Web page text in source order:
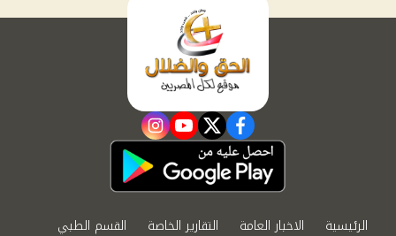
facebook
twitter
youtube
instagram
الرئيسية الاخبار العامة التقارير الخاصة القسم الطبي